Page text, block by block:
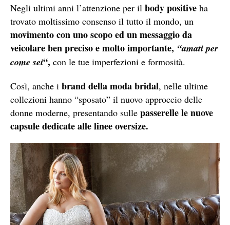
Negli ultimi anni l’attenzione per il body positive ha
trovato moltissimo consenso il tutto il mondo, un
movimento con uno scopo ed un messaggio da
veicolare ben preciso e molto importante, “amati per
come sei“, con le tue imperfezioni e formosità.
Così, anche i brand della moda bridal, nelle ultime
collezioni hanno “sposato” il nuovo approccio delle
donne moderne, presentando sulle passerelle le nuove
capsule dedicate alle linee oversize.